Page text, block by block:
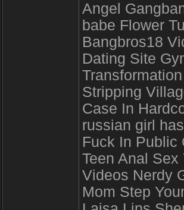
Angel
babe Flower
Bangbros18
Dating Site
Stripping
Case In
russian girl
Fuck In Public
Teen Anal
Videos Nerdy
Mom Step